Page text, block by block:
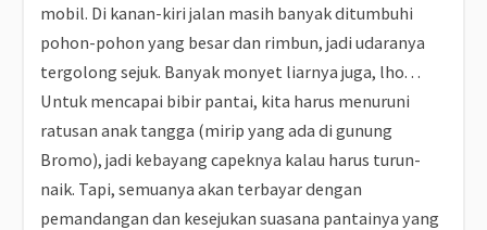
mobil. Di kanan-kiri jalan masih banyak ditumbuhi
pohon-pohon yang besar dan rimbun, jadi udaranya
tergolong sejuk. Banyak monyet liarnya juga, lho. . .
Untuk mencapai bibir pantai, kita harus menuruni
ratusan anak tangga (mirip yang ada di gunung
Bromo), jadi kebayang capeknya kalau harus turun-
naik. Tapi, semuanya akan terbayar dengan
pemandangan dan kesejukan suasana pantainya yang